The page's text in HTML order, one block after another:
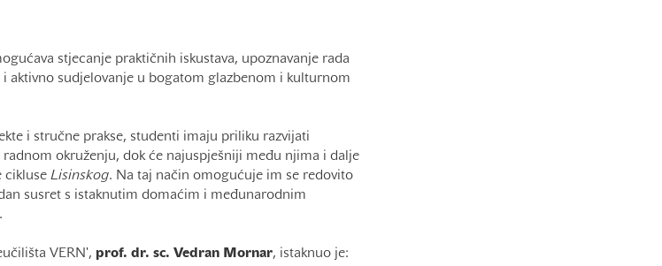
stjecanje praktičnih iskustava, upoznavanje rada
aktivno sudjelovanje u bogatom glazbenom i kulturnom
i stručne prakse, studenti imaju priliku razvijati
okruženju, dok će najuspješniji među njima i dalje
cikluse Lisinskog. Na taj način omogućuje im se redovito
susret s istaknutim domaćim i međunarodnim
VERN', prof. dr. sc. Vedran Mornar, istaknuo je: